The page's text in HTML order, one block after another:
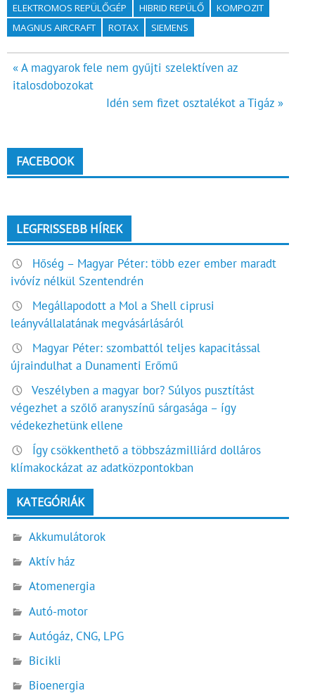
ELEKTROMOS REPÜLŐGÉP
HIBRID REPÜLŐ
KOMPOZIT
MAGNUS AIRCRAFT
ROTAX SIEMENS
Bejegyzés
navigáció
« A magyarok fele nem gyűjti szelektíven az
italosdobozokat
Idén sem fizet osztalékot a Tigáz »
FACEBOOK
LEGFRISSEBB HÍREK
Hőség – Magyar Péter: több ezer ember maradt
ivóvíz nélkül Szentendrén
Megállapodott a Mol a Shell ciprusi
leányvállalatának megvásárlásáról
Magyar Péter: szombattól teljes kapacitással
újraindulhat a Dunamenti Erőmű
Veszélyben a magyar bor? Súlyos pusztítást
végezhet a szőlő aranyszínű sárgasága – így
védekezhetünk ellene
Így csökkenthető a többszázmilliárd dolláros
klímakockázat az adatközpontokban
KATEGÓRIÁK
Akkumulátorok
Aktív ház
Atomenergia
Autó-motor
Autógáz, CNG, LPG
Bicikli
Bioenergia